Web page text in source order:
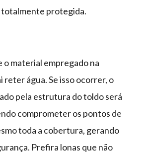
totalmente protegida.
o material empregado na
reter água. Se isso ocorrer, o
pela estrutura do toldo será
comprometer os pontos de
toda a cobertura, gerando
Prefira lonas que não